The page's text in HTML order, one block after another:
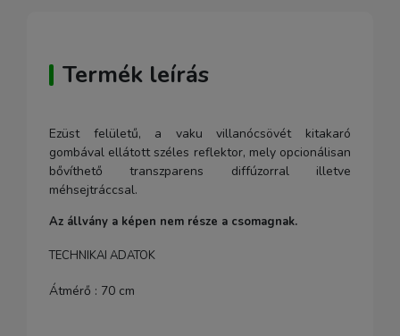
Termék leírás
Ezüst felületű, a vaku villanócsövét kitakaró
gombával ellátott széles reflektor, mely opcionálisan
bővíthető transzparens diffúzorral illetve
méhsejtráccsal.
Az állvány a képen nem része a csomagnak.
TECHNIKAI ADATOK
Átmérő : 70 cm